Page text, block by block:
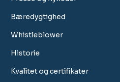
Bæredygtighed
Whistleblower
Historie
Kvalitet og certifikater